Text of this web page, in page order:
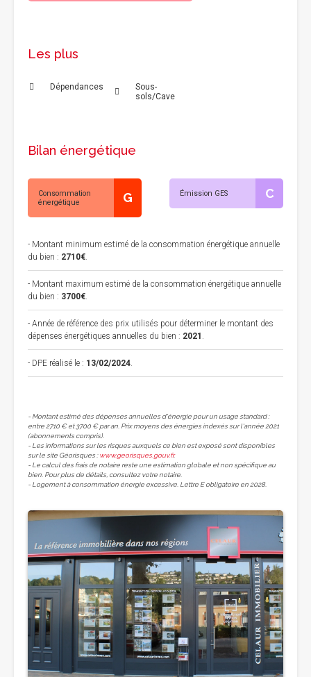
Les plus
Dépendances
Sous-
sols/Cave
Bilan énergétique
Consommation
énergétique
G Émission GES C
- Montant minimum estimé de la consommation énergétique annuelle
du bien : 2710€.
- Montant maximum estimé de la consommation énergétique annuelle
du bien : 3700€.
- Année de référence des prix utilisés pour déterminer le montant des
dépenses énergétiques annuelles du bien : 2021 .
- DPE réalisé le : 13/02/2024.
- Montant estimé des dépenses annuelles d'énergie pour un usage standard :
entre 2710 € et 3700 € par an. Prix moyens des énergies indexés sur l'année 2021
(abonnements compris).
- Les informations sur les risques auxquels ce bien est exposé sont disponibles
sur le site Géorisques :www.georisques.gouv.fr.
- Le calcul des frais de notaire reste une estimation globale et non spécifique au
bien. Pour plus de détails, consultez votre notaire.
- Logement à consommation énergie excessive. Lettre E obligatoire en 2028.